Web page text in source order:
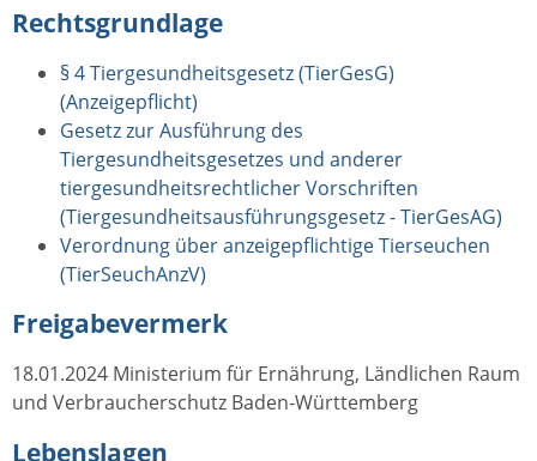
Rechtsgrundlage
§ 4 Tiergesundheitsgesetz (TierGesG)
(Anzeigepflicht)
Gesetz zur Ausführung des
Tiergesundheitsgesetzes und anderer
tiergesundheitsrechtlicher Vorschriften
(Tiergesundheitsausführungsgesetz - TierGesAG)
Verordnung über anzeigepflichtige Tierseuchen
(TierSeuchAnzV)
Freigabevermerk
18.01.2024 Ministerium für Ernährung, Ländlichen Raum
und Verbraucherschutz Baden-Württemberg
Lebenslagen